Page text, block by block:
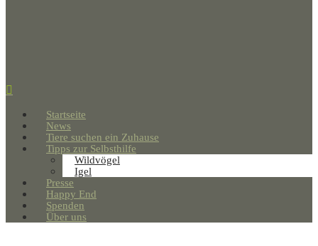
Startseite
News
Tiere suchen ein Zuhause
Tipps zur Selbsthilfe
Wildvögel
Igel
Presse
Happy End
Spenden
Über uns